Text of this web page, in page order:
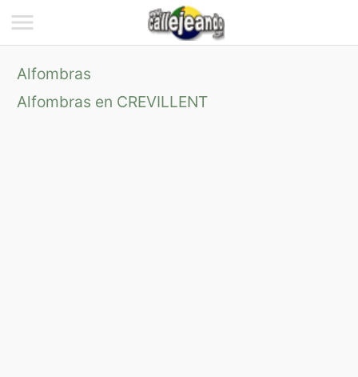
Alfombras
Alfombras en CREVILLENT